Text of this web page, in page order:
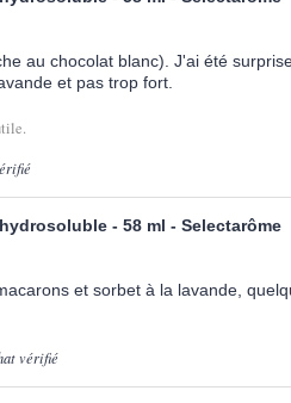
au chocolat blanc). J'ai été
et pas trop fort.
- 58 ml - Selectarôme
et sorbet à la lavande,
vérifié